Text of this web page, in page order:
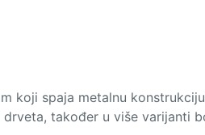
koji spaja metalnu
također u više varijanti